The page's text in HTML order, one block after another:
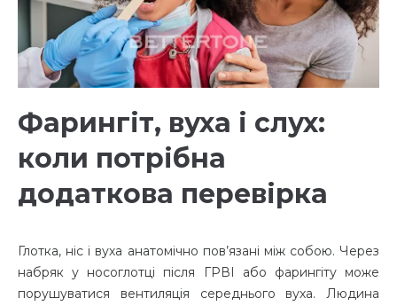
Фарингіт, вуха і слух:
коли потрібна
додаткова перевірка
Глотка, ніс і вуха анатомічно пов’язані між собою. Через
набряк у носоглотці після ГРВІ або фарингіту може
порушуватися вентиляція середнього вуха. Людина